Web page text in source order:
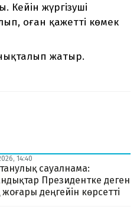
Кейін жүргізуші
оған қажетті көмек
жатыр.
14:40
сауалнама:
Президентке деген
жоғары деңгейін көрсетті